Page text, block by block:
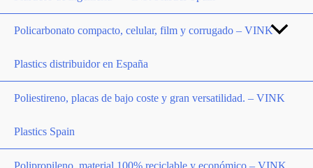
Policarbonato compacto, celular, film y corrugado – VINK
Plastics distribuidor en España
Poliestireno, placas de bajo coste y gran versatilidad. – VINK
Plastics Spain